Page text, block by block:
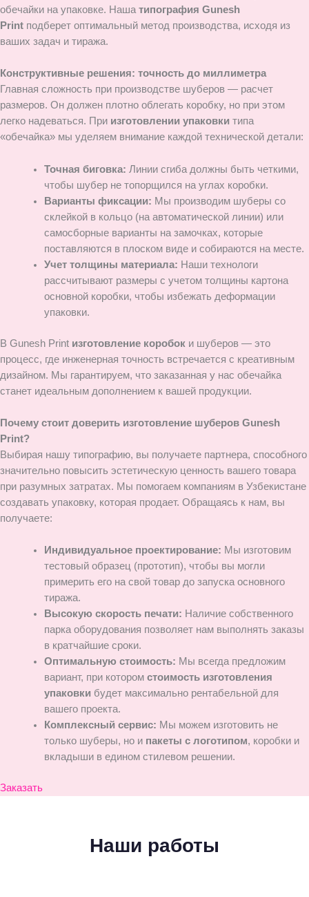
обечайки на упаковке. Наша типография Gunesh
Print подберет оптимальный метод производства, исходя из
ваших задач и тиража.
Конструктивные решения: точность до миллиметра
Главная сложность при производстве шуберов — расчет
размеров. Он должен плотно облегать коробку, но при этом
легко надеваться. При изготовлении упаковки типа
«обечайка» мы уделяем внимание каждой технической детали:
Точная биговка: Линии сгиба должны быть четкими,
чтобы шубер не топорщился на углах коробки.
Варианты фиксации: Мы производим шуберы со
склейкой в кольцо (на автоматической линии) или
самосборные варианты на замочках, которые
поставляются в плоском виде и собираются на месте.
Учет толщины материала: Наши технологи
рассчитывают размеры с учетом толщины картона
основной коробки, чтобы избежать деформации
упаковки.
В Gunesh Print изготовление коробок и шуберов — это
процесс, где инженерная точность встречается с креативным
дизайном. Мы гарантируем, что заказанная у нас обечайка
станет идеальным дополнением к вашей продукции.
Почему стоит доверить изготовление шуберов Gunesh
Print?
Выбирая нашу типографию, вы получаете партнера, способного
значительно повысить эстетическую ценность вашего товара
при разумных затратах. Мы помогаем компаниям в Узбекистане
создавать упаковку, которая продает. Обращаясь к нам, вы
получаете:
Индивидуальное проектирование: Мы изготовим
тестовый образец (прототип), чтобы вы могли
примерить его на свой товар до запуска основного
тиража.
Высокую скорость печати: Наличие собственного
парка оборудования позволяет нам выполнять заказы
в кратчайшие сроки.
Оптимальную стоимость: Мы всегда предложим
вариант, при котором стоимость изготовления
упаковкибудет максимально рентабельной для
вашего проекта.
Комплексный сервис: Мы можем изготовить не
только шуберы, но и пакеты с логотипом, коробки и
вкладыши в едином стилевом решении.
Заказать
Наши работы